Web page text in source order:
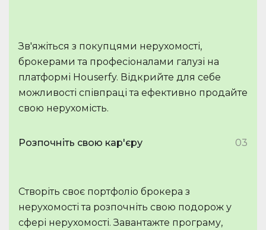
Зв'яжіться з покупцями нерухомості,
брокерами та професіоналами галузі на
платформі Houserfy. Відкрийте для себе
можливості співпраці та ефективно продайте
свою нерухомість.
Розпочніть свою кар'єру 03
Створіть своє портфоліо брокера з
нерухомості та розпочніть свою подорож у
сфері нерухомості. Завантажте програму,